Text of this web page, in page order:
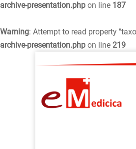
archive-presentation.php on line 187
Warning: Attempt to read property
archive-presentation.php on line 219